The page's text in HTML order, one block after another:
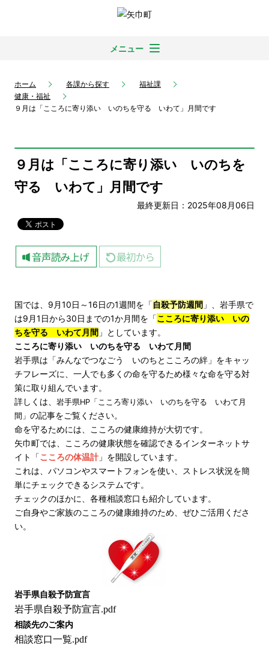
メニュー
ホーム 各課から探す
福祉課
健康・福祉
９月は「こころに寄り添い いのちを守る いわて」月間です
９月は「こころに寄り添い いのちを
守る いわて」月間です
最終更新日：2025年08月06日
国では、9月10日～16日の1週間を「自殺予防週間 」、岩手県で
は9月1日から30日までの1か月間を「こころに寄り添い いの
ちを守る いわて月間 」としています。
こころに寄り添い いのちを守る いわて月間
岩手県は 「みんなでつなごう いのちとこころの絆」をキャッ
チフレーズに、一人でも多くの命を守るため様々な命を守る対
策に取り組んでいます。
詳しくは、 岩手県HP「こころ寄り添い いのちを守る いわて月
間」 の記事をご覧ください。
命を守るためには、こころの健康維持が大切です。
矢巾町では、こころの健康状態を確認できるインターネットサ
イト「こころの体温計 」を開設しています。
これは、パソコンやスマートフォンを使い、ストレス状況を簡
単にチェックできるシステムです。
チェックのほかに、各種相談窓口も紹介しています。
ご自身やご家族のこころの健康維持のため、ぜひご活用くださ
い。
岩手県自殺予防宣言
岩手県自殺予防宣言.pdf
相談先のご案内
相談窓口一覧.pdf